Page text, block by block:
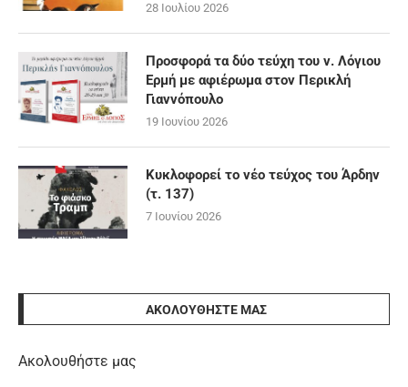
28 Ιουλίου 2026
Προσφορά τα δύο τεύχη του ν. Λόγιου
Ερμή με αφιέρωμα στον Περικλή
Γιαννόπουλο
19 Ιουνίου 2026
Κυκλοφορεί το νέο τεύχος του Άρδην
(τ. 137)
7 Ιουνίου 2026
ΑΚΟΛΟΥΘΉΣΤΕ ΜΑΣ
Ακολουθήστε μας